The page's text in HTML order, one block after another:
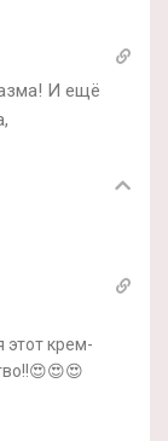
И ещё
этот крем-